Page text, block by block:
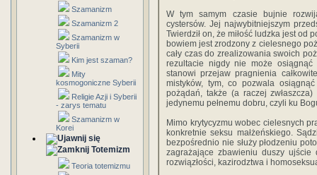
Szamanizm
Szamanizm 2
Szamanizm w
Syberii
Kim jest szaman?
Mity
kosmogoniczne Syberii
Religie Azji i Syberii
- zarys tematu
Szamanizm w
Korei
Totemizm
Teoria totemizmu
W tym samym czasie bujnie
cystersów. Jej najwybitniejszym
Twierdził on, że miłość ludzka jest od
bowiem jest zrodzony z cielesnego
cały czas do zrealizowania swoich
rezultacie nigdy nie może
stanowi przejaw pragnienia
mistyków, tym, co pozwala
pożądań, także (a raczej
jedynemu pełnemu dobru, czyli ku
Mimo krytycyzmu wobec cielesnych
konkretnie seksu małżeńskiego.
bezpośrednio nie służy płodzeniu
zagrażające zbawieniu duszy
rozwiązłości, kazirodztwa i